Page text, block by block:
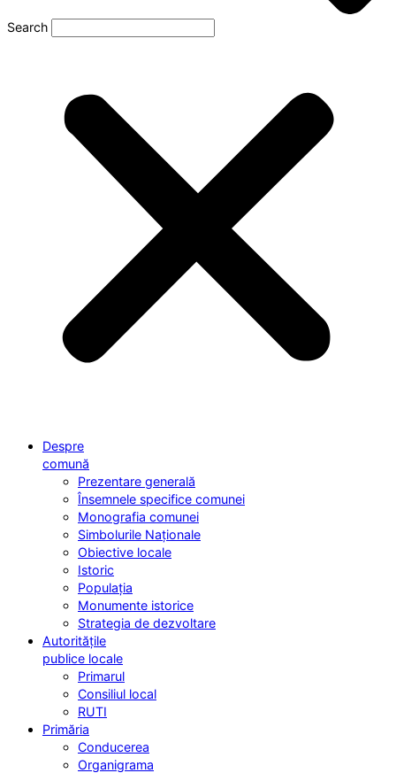
Search
Despre
comună
Prezentare generală
Însemnele specifice comunei
Monografia comunei
Simbolurile Naționale
Obiective locale
Istoric
Populația
Monumente istorice
Strategia de dezvoltare
Autoritățile
publice locale
Primarul
Consiliul local
RUTI
Primăria
Conducerea
Organigrama